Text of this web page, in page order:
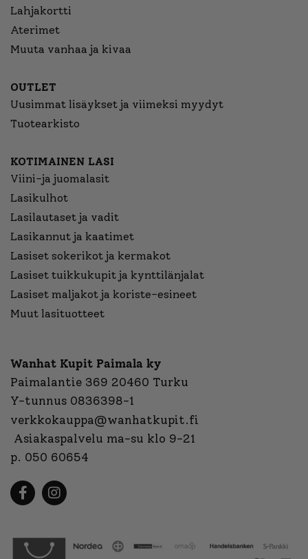
Lahjakortti
Aterimet
Muuta vanhaa ja kivaa
OUTLET
Uusimmat lisäykset ja viimeksi myydyt
Tuotearkisto
KOTIMAINEN LASI
Viini-ja juomalasit
Lasikulhot
Lasilautaset ja vadit
Lasikannut ja kaatimet
Lasiset sokerikot ja kermakot
Lasiset tuikkukupit ja kynttilänjalat
Lasiset maljakot ja koriste-esineet
Muut lasituotteet
Wanhat Kupit Paimala ky
Paimalantie 369 20460 Turku
Y-tunnus 0836398-1
verkkokauppa@wanhatkupit.fi
Asiakaspalvelu ma-su klo 9-21
p. 050 60654